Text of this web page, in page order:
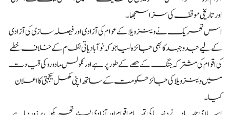
اور تاریخی موقف کی سزا سمجھا۔
اس تحریک نے وینزویلا کے عوام کی آزادی اور فیصلہ سازی کی آزادی
کے لیے جدوجہد کا بھی جائزہ لیا جو کہ نوآبادیاتی نظام کے خلاف خطے
کی اقوام کی مشترکہ جنگ کے حصے کے طور پر ہے اور نکولس مادورو کی قیادت
میں وینزویلا کی جائز حکومت کے ساتھ اپنی مکمل یکجہتی کا اعلان
کیا۔